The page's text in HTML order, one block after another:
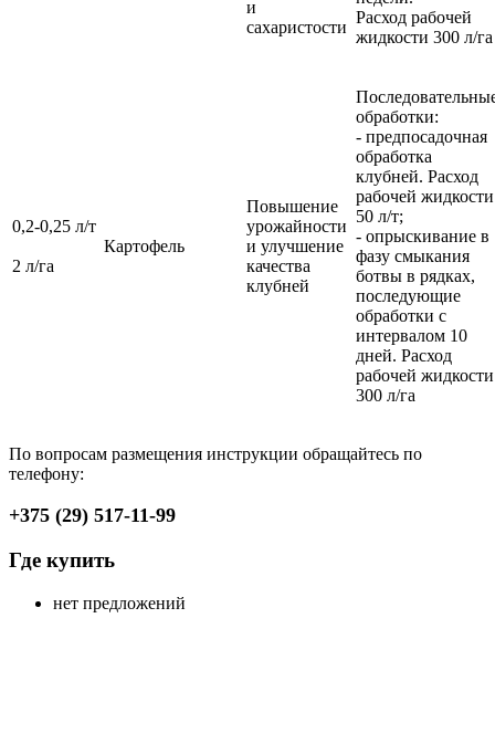
и
сахаристости
Расход рабочей
жидкости 300 л/га
0,2-0,25 л/т
2 л/га
Картофель
Повышение
урожайности
и улучшение
качества
клубней
обработки:
- предпосадочная
обработка
клубней. Расход
рабочей жидкости
50 л/т;
- опрыскивание в
фазу смыкания
ботвы в рядках,
последующие
обработки с
интервалом 10
дней. Расход
рабочей жидкости
300 л/га
По вопросам размещения инструкции обращайтесь по
телефону:
+375 (29) 517-11-99
Где купить
нет предложений